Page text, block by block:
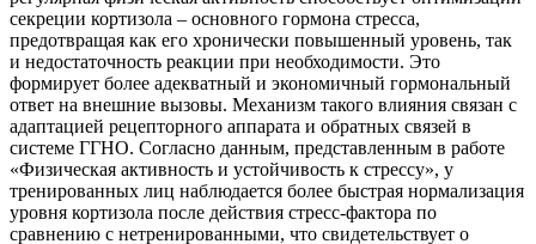
секреции кортизола – основного гормона стресса,
предотвращая как его хронически повышенный уровень, так
и недостаточность реакции при необходимости. Это
формирует более адекватный и экономичный гормональный
ответ на внешние вызовы. Механизм такого влияния связан с
адаптацией рецепторного аппарата и обратных связей в
системе ГГНО. Согласно данным, представленным в работе
«Физическая активность и устойчивость к стрессу», у
тренированных лиц наблюдается более быстрая нормализация
уровня кортизола после действия стресс-фактора по
сравнению с нетренированными, что свидетельствует о